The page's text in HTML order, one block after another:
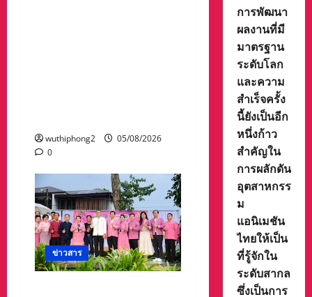
wuthiphong2
05/08/2026
0
ข่าวสาร
การพัฒนา
ผลงานที่มี
มาตรฐาน
ระดับโลก
และความ
สำเร็จครั้ง
นี้ยังเป็นอีก
หนึ่งก้าว
สำคัญใน
การผลักดัน
อุตสาหกรร
ม
แอนิเมชัน
ไทยให้เป็น
ที่รู้จักใน
ระดับสากล
ซึ่งเป็นการ